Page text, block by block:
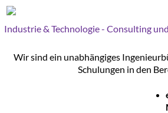
Industrie & Technologie - Consulting
Wir sind ein unabhängiges
Schulungen in den